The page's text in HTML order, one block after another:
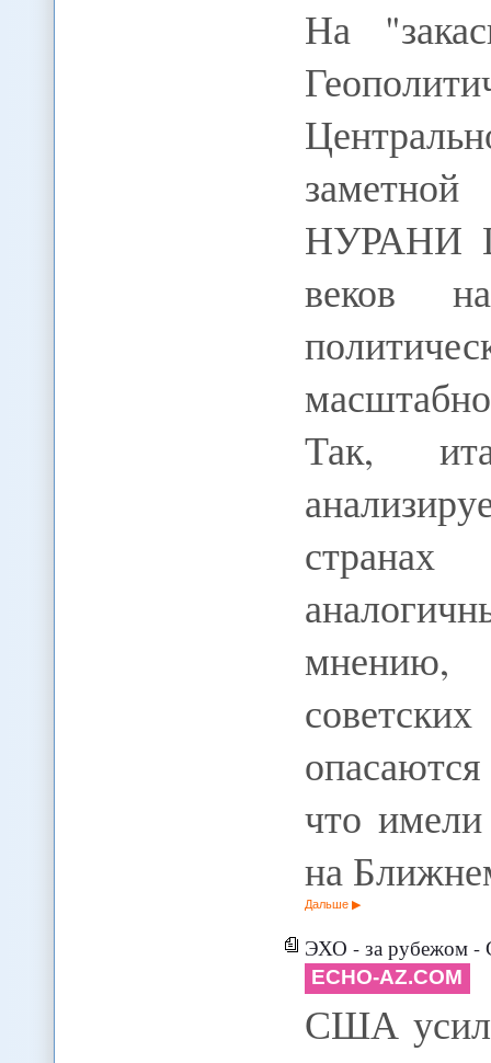
На
НУРАНИ
веков
Так,
мнению,
что
на
Дальше
ЭХО - за рубежом -
ECHO-AZ.COM
США